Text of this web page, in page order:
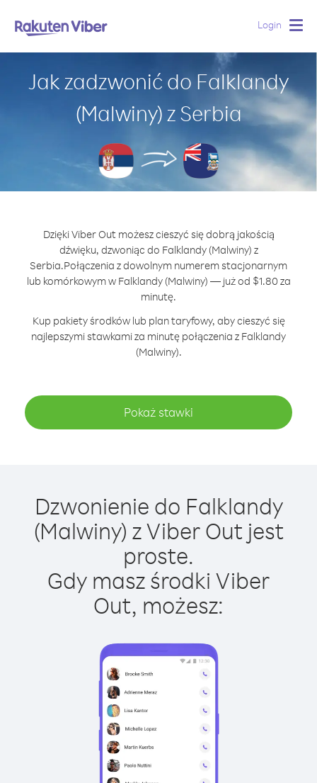
Login
Jak zadzwonić do Falklandy
(Malwiny) z Serbia
Dzięki Viber Out możesz cieszyć się dobrą jakością
dźwięku, dzwoniąc do Falklandy (Malwiny) z
Serbia.Połączenia z dowolnym numerem stacjonarnym
lub komórkowym w Falklandy (Malwiny) — już od $1.80 za
minutę.
Kup pakiety środków lub plan taryfowy, aby cieszyć się
najlepszymi stawkami za minutę połączenia z Falklandy
(Malwiny).
Pokaż stawki
Dzwonienie do Falklandy
(Malwiny) z Viber Out jest
proste.
Gdy masz środki Viber
Out, możesz: